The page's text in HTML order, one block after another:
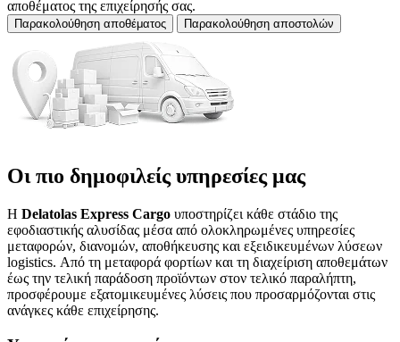
αποθέματος της επιχείρησής σας.
Παρακολούθηση αποθέματος Παρακολούθηση αποστολών
Οι πιο δημοφιλείς υπηρεσίες μας
Η Delatolas Express Cargo υποστηρίζει κάθε στάδιο της
εφοδιαστικής αλυσίδας μέσα από ολοκληρωμένες υπηρεσίες
μεταφορών, διανομών, αποθήκευσης και εξειδικευμένων λύσεων
logistics. Από τη μεταφορά φορτίων και τη διαχείριση αποθεμάτων
έως την τελική παράδοση προϊόντων στον τελικό παραλήπτη,
προσφέρουμε εξατομικευμένες λύσεις που προσαρμόζονται στις
ανάγκες κάθε επιχείρησης.